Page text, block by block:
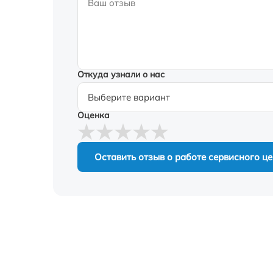
Откуда узнали о нас
Оценка
Оставить отзыв о работе сервисного